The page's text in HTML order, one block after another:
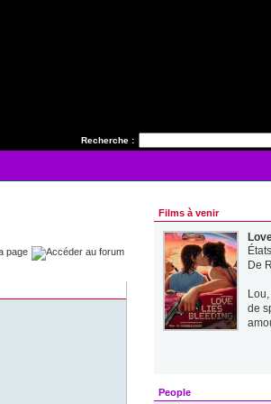
Recherche :
Films à venir
De
de
People